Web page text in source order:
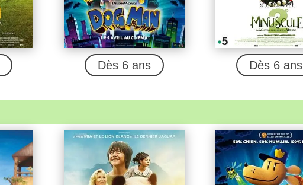
Dès 6 ans Dès 6 ans